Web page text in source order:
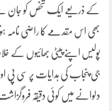
کے ذریعے ایک شخص کو جان سے
بھی اس مقدمے کا راضی نامہ
پولیس اپنے پیٹی بھائیوں کے
جی پنجاب کی ہدایات پر سی پی او
دلوانے میں کوئی دقیقہ